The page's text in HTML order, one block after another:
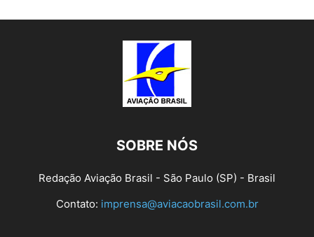
SOBRE NÓS
Redação Aviação Brasil - São Paulo (SP) - Brasil
Contato: imprensa@aviacaobrasil.com.br